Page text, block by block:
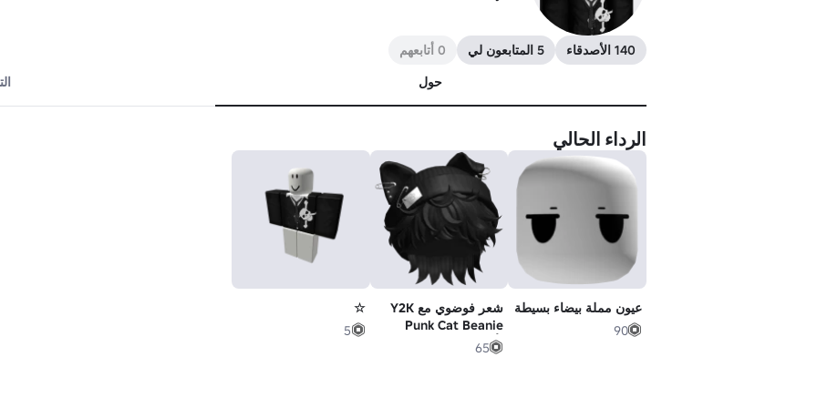
140 الأصدقاء 5 المتابعون لي
0 أتابعهم
حول
الرداء الحالي
عيون مملة بيضاء بسيطة
90
شعر فوضوي مع Y2K
Punk Cat Beanie
(أسود)
65
☆
5